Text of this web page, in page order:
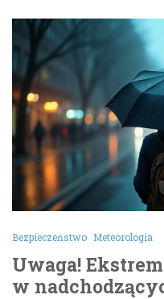
Bezpieczeństwo Meteorologia
Uwaga!
w